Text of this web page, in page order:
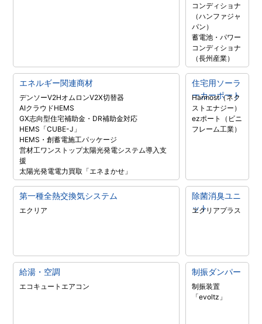
コンディショナ
（ハンファジャ
パン）
蓄電池・パワー
コンディショナ
（長州産業）
エネルギー関連商材
デンソーV2HオムロンV2X切替器
AIクラウドHEMS
GX志向型住宅補助金・DR補助金対応
HEMS「CUBE-J」
HEMS・創蓄電施工パッケージ
営材工ワンストップ太陽光発電システム導入支
援
太陽光発電電力買取「エネまかせ」
住宅用ソーラ
ーカーポート
Harmost（ネク
ストエナジー）
ezポート（ビニ
フレーム工業）
第一種全熱交換気システム
エクリア
除菌消臭ユニ
ット
エクリアプラス
給湯・空調
エコキュート エアコン
制振ダンパー
制振装置
「evoltz」